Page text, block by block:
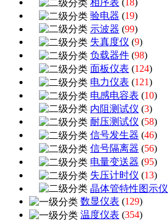
相序表 ( 18)
验电器 (19)
示波器 (99)
失真度仪 (9)
负载器件 (98)
面板仪表 (124)
电力仪表 (121)
电感电容表 (10)
内阻测试仪 (3)
耐压测试仪 (58)
信号发生器 (46)
信号隔离器 (56)
电量变送器 (95)
失压计时仪 (13)
晶体管特性图示仪
数显仪表 (129)
温度仪表 (354)